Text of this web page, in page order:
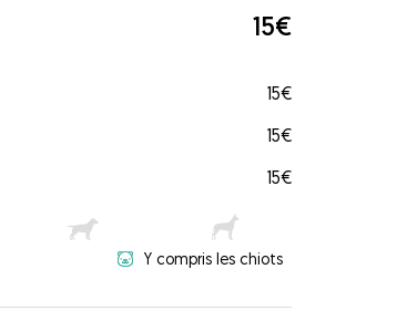
15€
15€
15€
15€
Y compris les chiots